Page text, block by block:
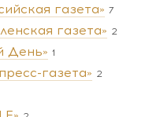
газета» 7
газета» 2
День» 1
газета» 2